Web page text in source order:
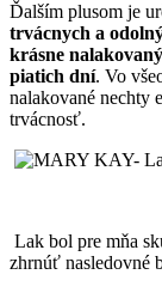
Ďalším plusom je
trvácnych a
krásne
piatich dní. Vo
nalakované nechty
trvácnosť.
Lak bol pre mňa
zhrnúť nasledovné